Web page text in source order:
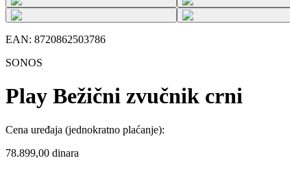
EAN: 8720862503786
SONOS
Play Bežični zvučnik crni
Cena uređaja (jednokratno plaćanje):
78.899,00 dinara